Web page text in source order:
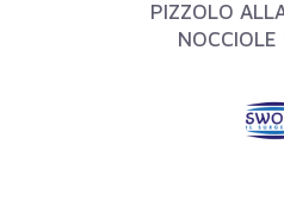
PIZZOLO